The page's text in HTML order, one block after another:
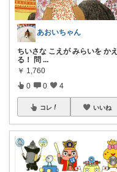
あおいちゃん
ちいさな こえが みらいを かえ
る！ 問 ...
￥ 1,760
0 0 4
コレ いいね